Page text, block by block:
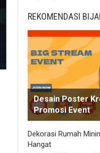
REKOMENDASI
Desain Poster
Promosi Event
Dekorasi Rumah
Hangat